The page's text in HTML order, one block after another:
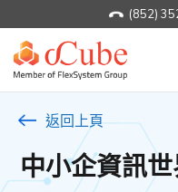
(852)
返回上頁
中小企資訊